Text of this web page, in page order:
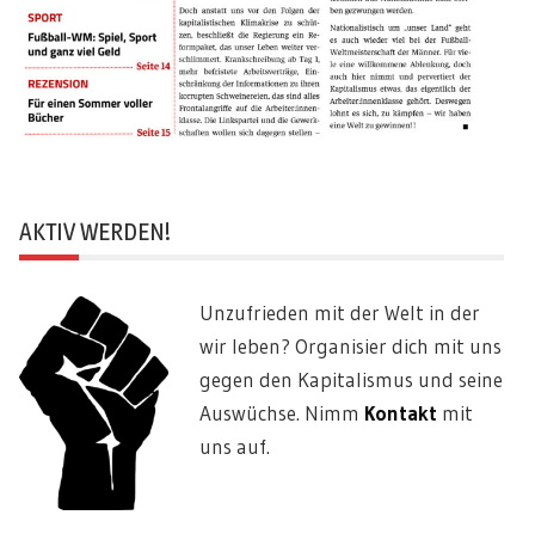
AKTIV WERDEN!
Unzufrieden mit der Welt in der
wir leben? Organisier dich mit uns
gegen den Kapitalismus und seine
Auswüchse. Nimm Kontakt mit
uns auf.